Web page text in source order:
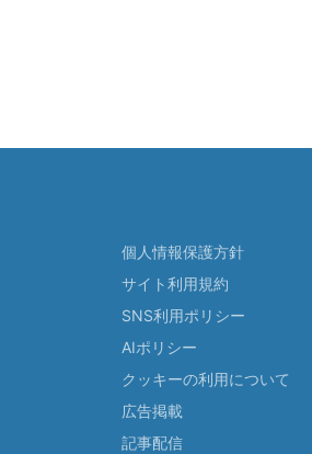
個人情報保護方針
サイト利用規約
SNS利用ポリシー
AIポリシー
クッキーの利用について
広告掲載
記事配信